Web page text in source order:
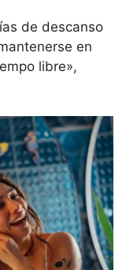
de descanso
en
libre»,